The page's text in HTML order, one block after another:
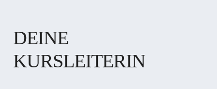
DEINE
KURSLEITERIN